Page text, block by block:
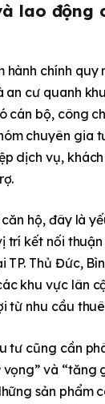
lao động
chính quy
an cư quanh
cán bộ, công
chuyên gia
dịch vụ,
hộ, đây là
trí kết nối thuận
TP. Thủ Đức,
khu vực lân
từ nhu cầu
tư cũng cần
và “tăng
sản phẩm